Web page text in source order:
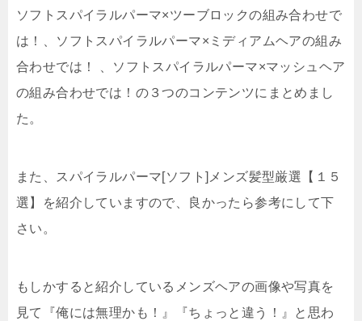
ソフトスパイラルパーマ×ツーブロックの組み合わせで
は！、ソフトスパイラルパーマ×ミディアムヘアの組み
合わせでは！ 、ソフトスパイラルパーマ×マッシュヘア
の組み合わせでは！の３つのコンテンツにまとめまし
た。
また、スパイラルパーマ[ソフト]メンズ髪型厳選【１５
選】を紹介していますので、良かったら参考にして下
さい。
もしかすると紹介しているメンズヘアの画像や写真を
見て『俺には無理かも！』『ちょっと違う！』と思わ